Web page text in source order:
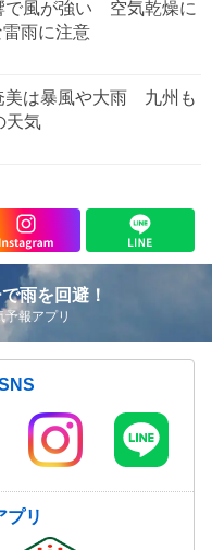
で風が強い 空気乾燥に
雨に注意
美は暴風や大雨 九州も
天気
雨を回避！
報アプリ
プリ